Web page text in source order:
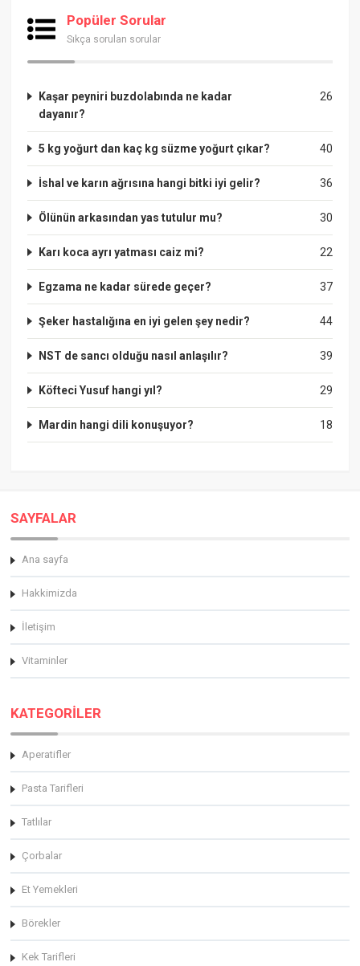
Popüler Sorular
Sıkça sorulan sorular
26
Kaşar peyniri buzdolabında ne kadar
dayanır?
40
5 kg yoğurt dan kaç kg süzme yoğurt çıkar?
36
İshal ve karın ağrısına hangi bitki iyi gelir?
30
Ölünün arkasından yas tutulur mu?
22
Karı koca ayrı yatması caiz mi?
37
Egzama ne kadar sürede geçer?
44
Şeker hastalığına en iyi gelen şey nedir?
39
NST de sancı olduğu nasıl anlaşılır?
29
Köfteci Yusuf hangi yıl?
18
Mardin hangi dili konuşuyor?
SAYFALAR
Ana sayfa
Hakkimizda
İletişim
Vitaminler
KATEGORİLER
Aperatifler
Pasta Tarifleri
Tatlılar
Çorbalar
Et Yemekleri
Börekler
Kek Tarifleri